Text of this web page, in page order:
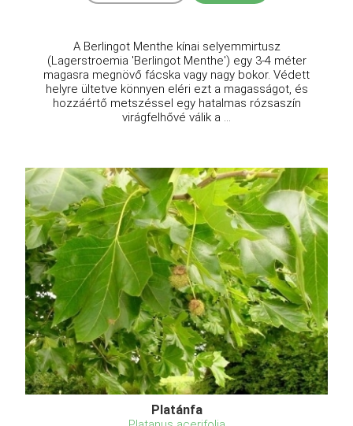
A Berlingot Menthe kínai selyemmirtusz
(Lagerstroemia 'Berlingot Menthe') egy 3-4 méter
magasra megnövő fácska vagy nagy bokor. Védett
helyre ültetve könnyen eléri ezt a magasságot, és
hozzáértő metszéssel egy hatalmas rózsaszín
virágfelhővé válik a ...
Platánfa